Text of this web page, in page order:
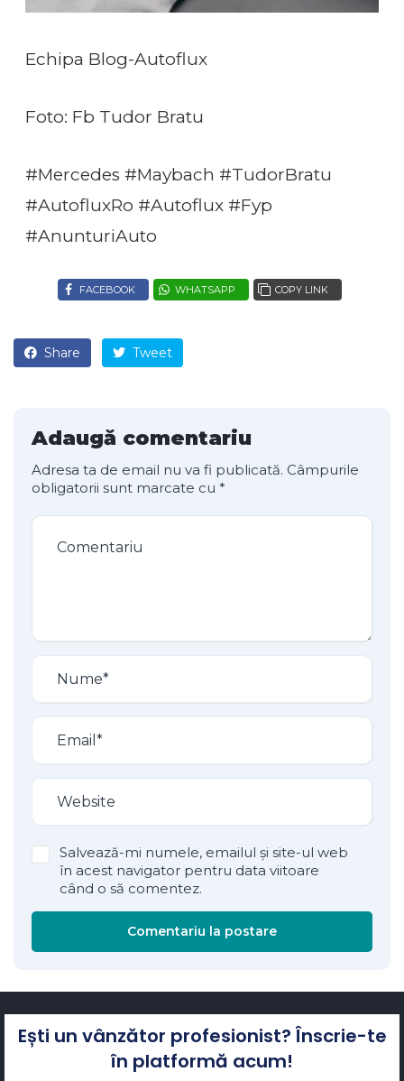
Echipa Blog-Autoflux
Foto: Fb Tudor Bratu
#Mercedes #Maybach #TudorBratu
#AutofluxRo #Autoflux #Fyp
#AnunturiAuto
FACEBOOK WHATSAPP COPY LINK
Share Tweet
Adaugă comentariu
Adresa ta de email nu va fi publicată. Câmpurile
obligatorii sunt marcate cu *
Salvează-mi numele, emailul și site-ul web
în acest navigator pentru data viitoare
când o să comentez.
Comentariu la postare
Ești un vânzător profesionist? Înscrie-te
în platformă acum!